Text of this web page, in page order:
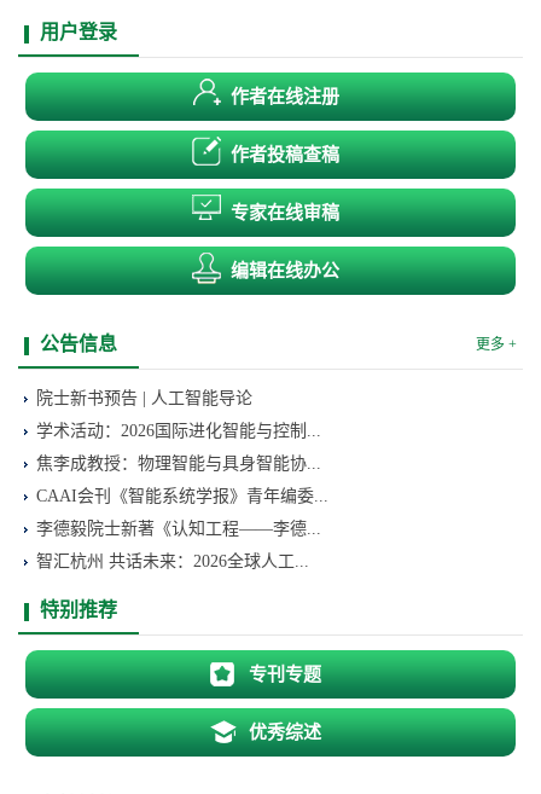
用户登录
作者在线注册
作者投稿查稿
专家在线审稿
编辑在线办公
公告信息 更多 +
院士新书预告 | 人工智能导论
学术活动：2026国际进化智能与控制...
焦李成教授：物理智能与具身智能协...
CAAI会刊《智能系统学报》青年编委...
李德毅院士新著《认知工程——李德...
智汇杭州 共话未来：2026全球人工...
特别推荐
专刊专题
优秀综述